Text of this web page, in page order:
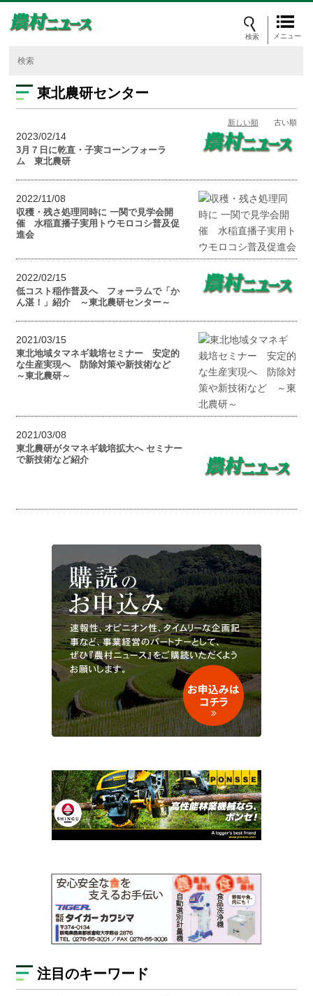
メニュー
東北農研センター
新しい順 古い順
2023/02/14
3月７日に乾直・子実コーンフォーラ
ム 東北農研
2022/11/08
収穫・残さ処理同時に 一関で見学会開
催 水稲直播子実用トウモロコシ普及促
進会
2022/02/15
低コスト稲作普及へ フォーラムで「か
ん湛！」紹介 ～東北農研センター～
2021/03/15
東北地域タマネギ栽培セミナー 安定的
な生産実現へ 防除対策や新技術など
～東北農研～
2021/03/08
東北農研がタマネギ栽培拡大へ セミナー
で新技術など紹介
注目のキーワード